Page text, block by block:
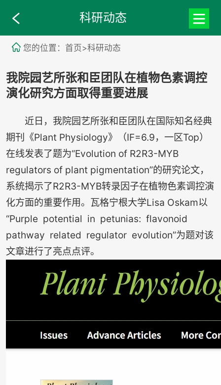
科研动态
您的位置：首页>科研动态
我院园艺所张和臣团队在植物色素调控
演化研究方面取得重要进展
近日，我院园艺所张和臣团队在国际知名经典
期刊《Plant Physiology》（IF=6.9，一区Top）
在线发表了题为“Evolution of R2R3-MYB
regulators of plant pigmentation”的研究论文，
系统揭示了R2R3-MYB转录因子在植物色素调控演
化方面的重要作用。瓦格宁根大学Lisa Oskam以
“Purple potential in petunias: flavonoid
pathway related regulator evolution”为题对该
文章进行了亮点点评。